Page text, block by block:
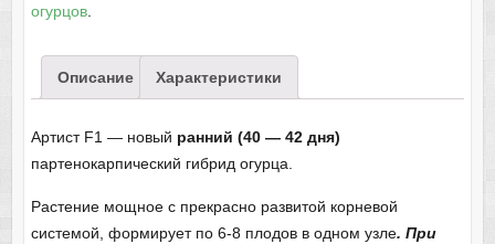
огурцов.
Описание Характеристики
Артист F1 — новый ранний (40 — 42 дня)
партенокарпический гибрид огурца.
Растение мощное с прекрасно развитой корневой
системой, формирует по 6-8 плодов в одном узле. При